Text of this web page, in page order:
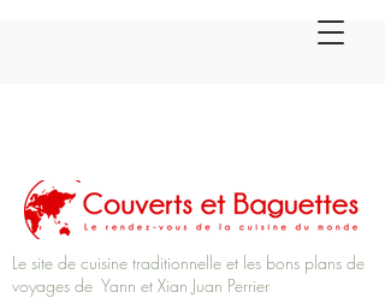
Le site de cuisine traditionnelle et les bons plans de
voyages de Yann et Xian Juan Perrier